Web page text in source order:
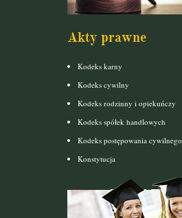
Akty prawne
Kodeks karny
Kodeks cywilny
Kodeks rodzinny i opiekuńczy
Kodeks spółek handlowych
Kodeks postępowania cywilnego
Konstytucja